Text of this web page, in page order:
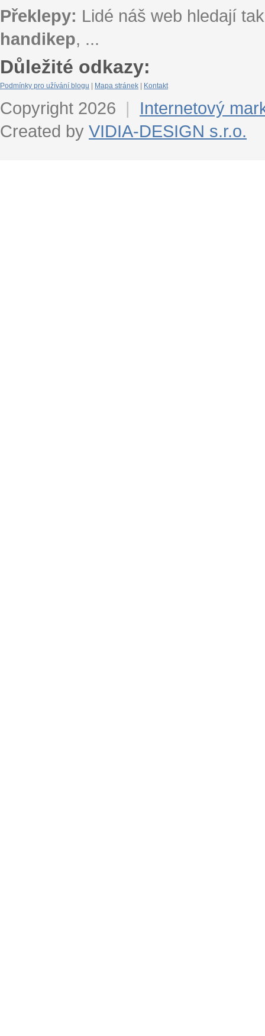
Překlepy: Lidé náš web hledají
handikep, ...
Důležité odkazy:
Podmínky pro užívání blogu Mapa stránek Kontakt
Copyright 2026 |
Internetový
Created by VIDIA-DESIGN s.r.o.